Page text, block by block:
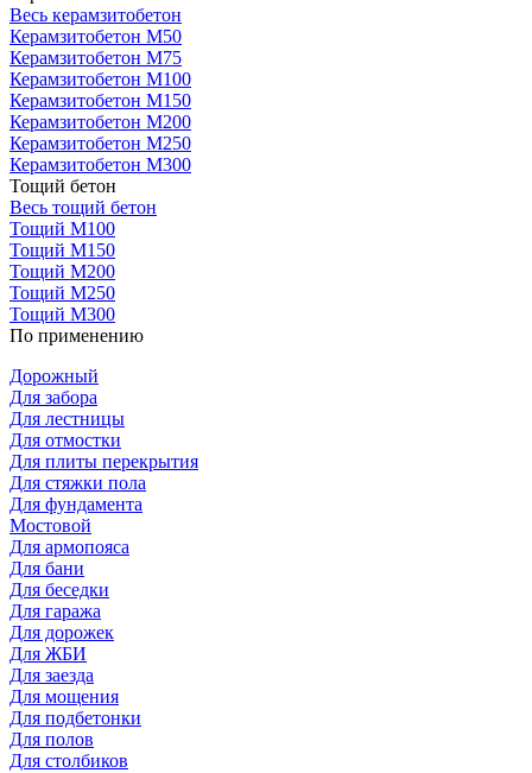
Весь керамзитобетон
Керамзитобетон М50
Керамзитобетон М75
Керамзитобетон М100
Керамзитобетон М150
Керамзитобетон М200
Керамзитобетон М250
Керамзитобетон М300
Тощий бетон
Весь тощий бетон
Тощий М100
Тощий М150
Тощий М200
Тощий М250
Тощий М300
По применению
Дорожный
Для забора
Для лестницы
Для отмостки
Для плиты перекрытия
Для стяжки пола
Для фундамента
Мостовой
Для армопояса
Для бани
Для беседки
Для гаража
Для дорожек
Для ЖБИ
Для заезда
Для мощения
Для подбетонки
Для полов
Для столбиков